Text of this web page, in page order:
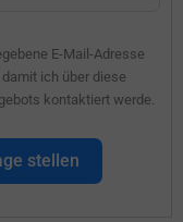
E-Mail-Adresse
ich über diese
kontaktiert werde.
stellen